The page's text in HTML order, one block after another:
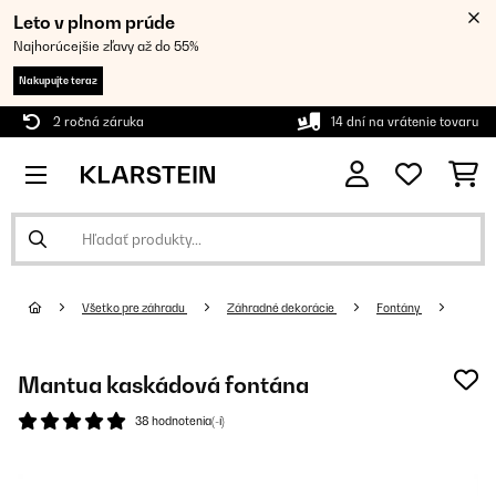
Leto v plnom prúde
Najhorúcejšie zľavy až do 55%
Nakupujte teraz
2 ročná záruka 14 dní na vrátenie tovaru
Všetko pre záhradu Záhradné dekorácie Fontány
Mantua kaskádová fontána
38 hodnotenia(-í)